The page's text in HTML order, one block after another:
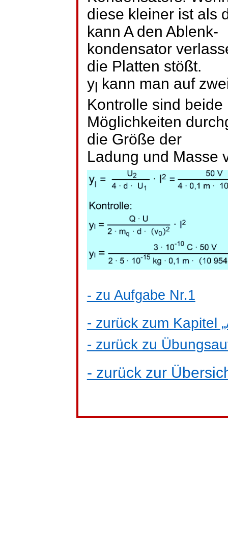
diese kleiner ist als
kann A den Ablenk-
kondensator
die Platten stößt.
yl kann man auf
Kontrolle sind beide
Möglichkeiten
die Größe der
Ladung und Masse
- zu Aufgabe Nr.1
- zurück zum Kapitel
- zurück zu
- zurück zur